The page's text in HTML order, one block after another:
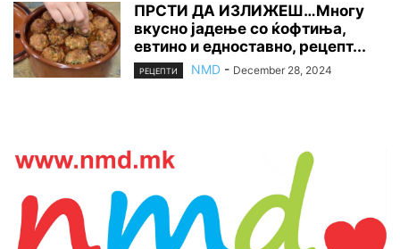
ПРСТИ ДА ИЗЛИЖЕШ…Многу
вкусно јадење со ќофтиња,
евтино и едноставно, рецепт...
РЕЦЕПТИ NMD - December 28, 2024